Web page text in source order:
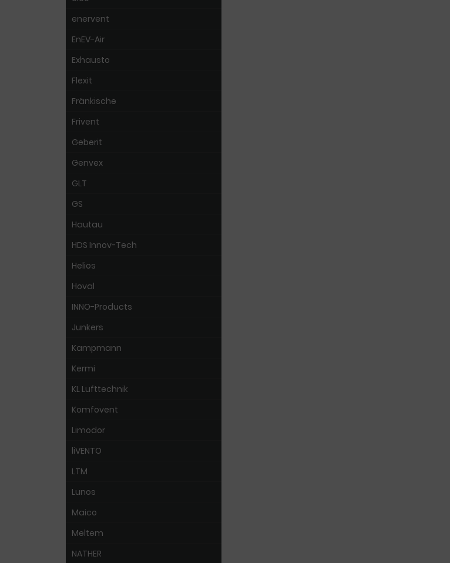
enervent
EnEV-Air
Exhausto
Flexit
Fränkische
Frivent
Geberit
Genvex
GLT
GS
Hautau
HDS Innov-Tech
Helios
Hoval
INNO-Products
Junkers
Kampmann
Kermi
KL Lufttechnik
Komfovent
Limodor
liVENTO
LTM
Lunos
Maico
Meltem
NATHER